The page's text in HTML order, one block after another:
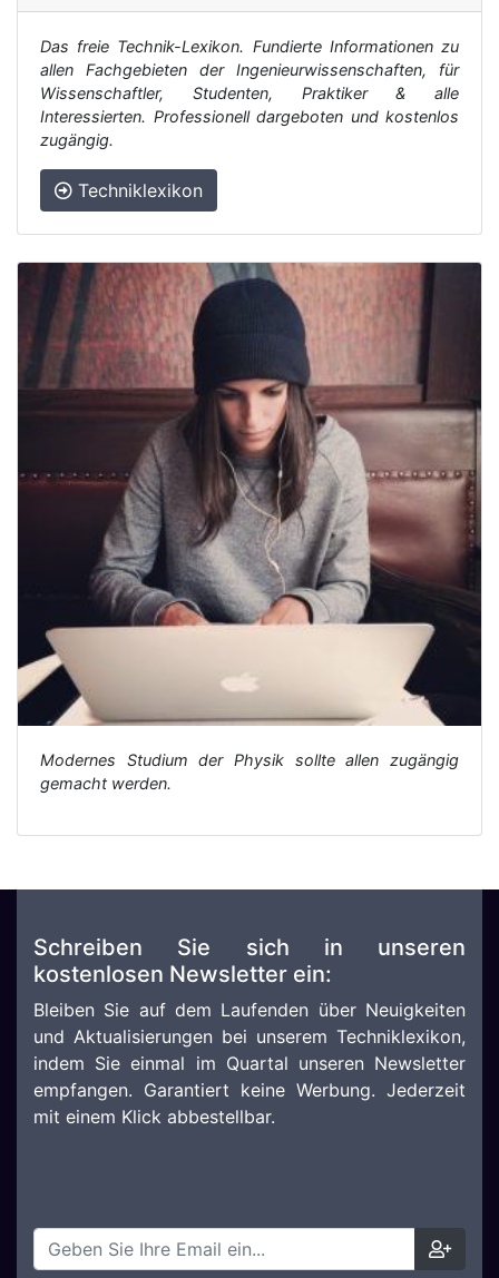
Das freie Technik-Lexikon. Fundierte Informationen zu
allen Fachgebieten der Ingenieurwissenschaften, für
Wissenschaftler, Studenten, Praktiker & alle
Interessierten. Professionell dargeboten und kostenlos
zugängig.
Techniklexikon
Modernes Studium der Physik sollte allen zugängig
gemacht werden.
Schreiben Sie sich in unseren
kostenlosen Newsletter ein:
Bleiben Sie auf dem Laufenden über Neuigkeiten
und Aktualisierungen bei unserem Techniklexikon,
indem Sie einmal im Quartal unseren Newsletter
empfangen. Garantiert keine Werbung. Jederzeit
mit einem Klick abbestellbar.